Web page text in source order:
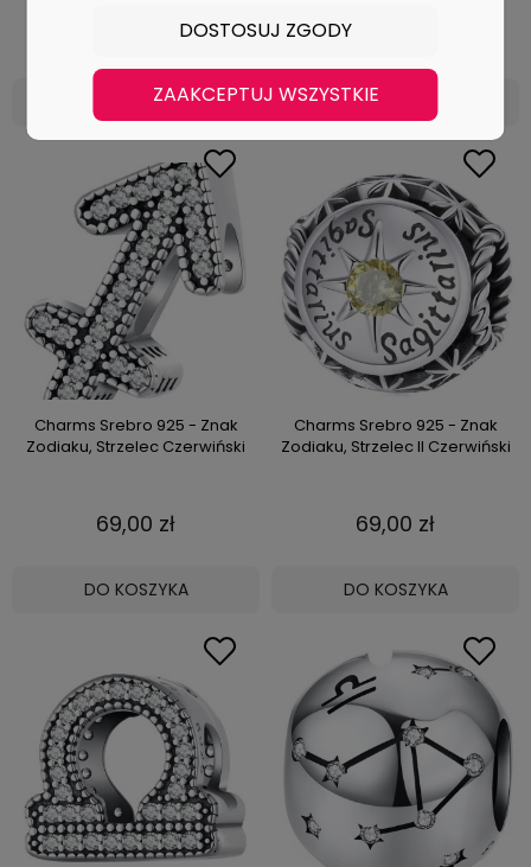
DO KOSZYKA DO KOSZYKA
Charms Srebro 925 - Znak
Zodiaku, Strzelec Czerwiński
69,00 zł
DO KOSZYKA
Charms Srebro 925 - Znak
Zodiaku, Strzelec II Czerwiński
69,00 zł
DO KOSZYKA
DOSTOSUJ ZGODY
ZAAKCEPTUJ WSZYSTKIE